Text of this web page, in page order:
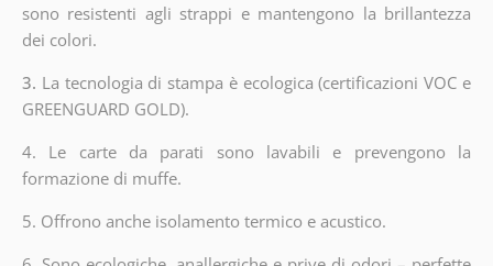
sono resistenti agli strappi e mantengono la brillantezza
dei colori.
3. La tecnologia di stampa è ecologica (certificazioni VOC e
GREENGUARD GOLD).
4. Le carte da parati sono lavabili e prevengono la
formazione di muffe.
5. Offrono anche isolamento termico e acustico.